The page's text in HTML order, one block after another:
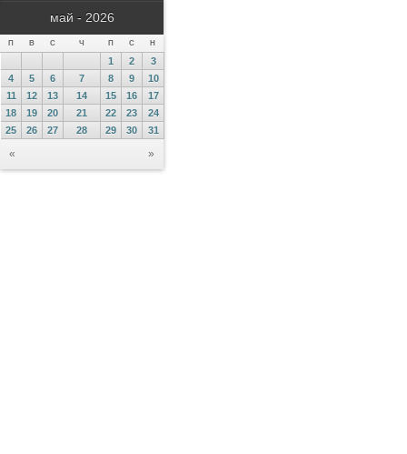
май - 2026
П В С Ч П С Н
« »
1 2
3
4
5 6 7 8 9
10
11
12 13 14 15 16
17
18
19 20 21 22 23
24
25
26 27 28 29 30 31